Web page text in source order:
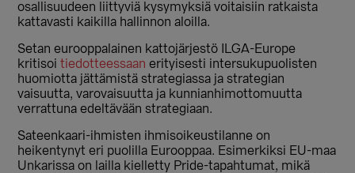
osallisuudeen liittyviä kysymyksiä voitaisiin ratkaista
kattavasti kaikilla hallinnon aloilla.
Setan eurooppalainen kattojärjestö ILGA-Europe
kritisoitiedotteessaan erityisesti intersukupuolisten
huomiotta jättämistä strategiassa ja strategian
vaisuutta, varovaisuutta ja kunnianhimottomuutta
verrattuna edeltävään strategiaan.
Sateenkaari-ihmisten ihmisoikeustilanne on
heikentynyt eri puolilla Eurooppaa. Esimerkiksi EU-maa
Unkarissa on lailla kielletty Pride-tapahtumat, mikä